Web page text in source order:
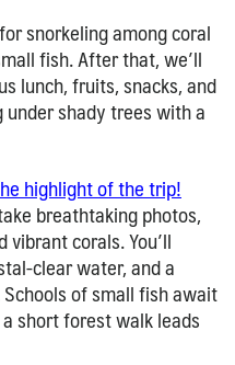
for snorkeling among coral
fish. After that, we’ll
lunch, fruits, snacks, and
shady trees with a
highlight of the trip!
breathtaking photos,
corals. You’ll
clear water, and a
of small fish await
short forest walk leads